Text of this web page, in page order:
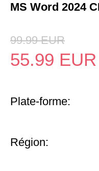
MS Word 2024
99.99 EUR
55.99 EUR
Plate-forme:
Région: